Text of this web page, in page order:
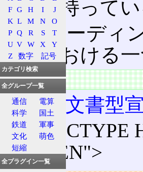
機能を持って
カスケーディ
環境 における
文書型宣言
公式な 文書型
<!DOCTYPE
3.2//EN">
F G H I
J
K L M N
O
P Q R S
T
U V W X
Y
Z
数字 記号
カテゴリ検索
全グループ一覧
通信
電算
科学
国土
鉄道
軍事
文化
萌色
短縮
全プラグイン一覧